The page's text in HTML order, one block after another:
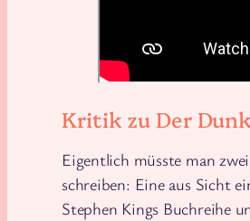
Kritik zu Der
Eigentlich müsste man
schreiben: Eine aus Sicht
Stephen Kings Buchreihe